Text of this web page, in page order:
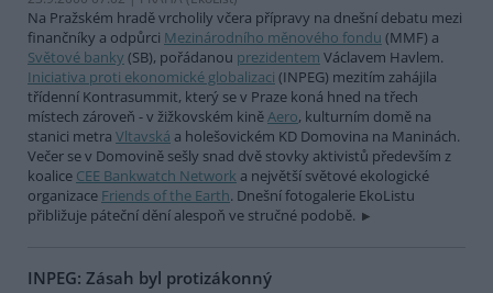
Na Pražském hradě vrcholily včera přípravy na dnešní debatu mezi
finančníky a odpůrci Mezinárodního měnového fondu (MMF) a
Světové banky (SB), pořádanou prezidentem Václavem Havlem.
Iniciativa proti ekonomické globalizaci (INPEG) mezitím zahájila
třídenní Kontrasummit, který se v Praze koná hned na třech
místech zároveň - v žižkovském kiněAero, kulturním domě na
stanici metra Vltavská a holešovickém KD Domovina na Maninách.
Večer se v Domovině sešly snad dvě stovky aktivistů především z
koalice CEE Bankwatch Network a největší světové ekologické
organizace Friends of the Earth. Dnešní fotogalerie EkoListu
přibližuje páteční dění alespoň ve stručné podobě.
INPEG: Zásah byl protizákonný